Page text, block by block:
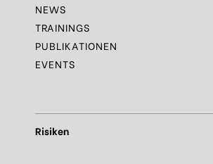
NEWS
TRAININGS
PUBLIKATIONEN
EVENTS
Risiken